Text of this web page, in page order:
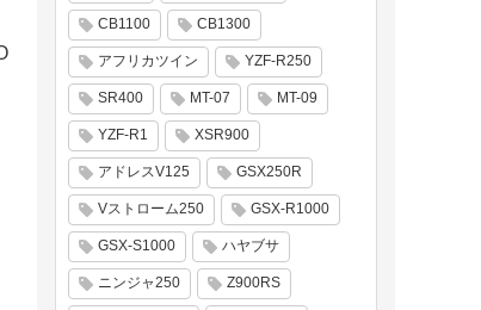
CB1100 CB1300
アフリカツイン YZF-R250
SR400 MT-07 MT-09
YZF-R1 XSR900
アドレスV125 GSX250R
Vストローム250 GSX-R1000
GSX-S1000 ハヤブサ
ニンジャ250 Z900RS